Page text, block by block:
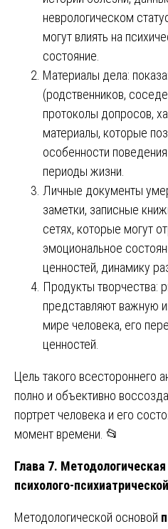
неврологическом
могут влиять на
состояние.
Материалы дела:
(родственников,
протоколы допросов,
материалы, которые
особенности
периоды жизни.
Личные документы
заметки, записные
сетях, которые могут
эмоциональное
ценностей, динамику
Продукты творчества:
представляют важную
мире человека, его
ценностей.
Цель такого всестороннего
полно и объективно
портрет человека и его
момент времени. 📂
Глава 7.
психолого-
Методологической основой